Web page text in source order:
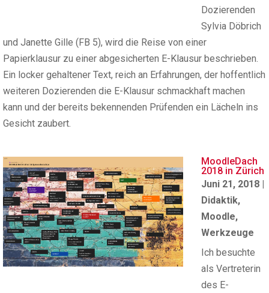
Dozierenden
Sylvia Döbrich
und Janette Gille (FB 5), wird die Reise von einer
Papierklausur zu einer abgesicherten E-Klausur beschrieben.
Ein locker gehaltener Text, reich an Erfahrungen, der hoffentlich
weiteren Dozierenden die E-Klausur schmackhaft machen
kann und der bereits bekennenden Prüfenden ein Lächeln ins
Gesicht zaubert.
MoodleDach
2018 in Zürich
Juni 21, 2018 |
Didaktik,
Moodle,
Werkzeuge
Ich besuchte
als Vertreterin
des E-